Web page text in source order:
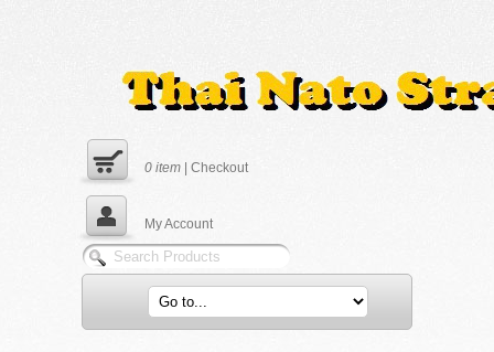
0 item | Checkout
My Account